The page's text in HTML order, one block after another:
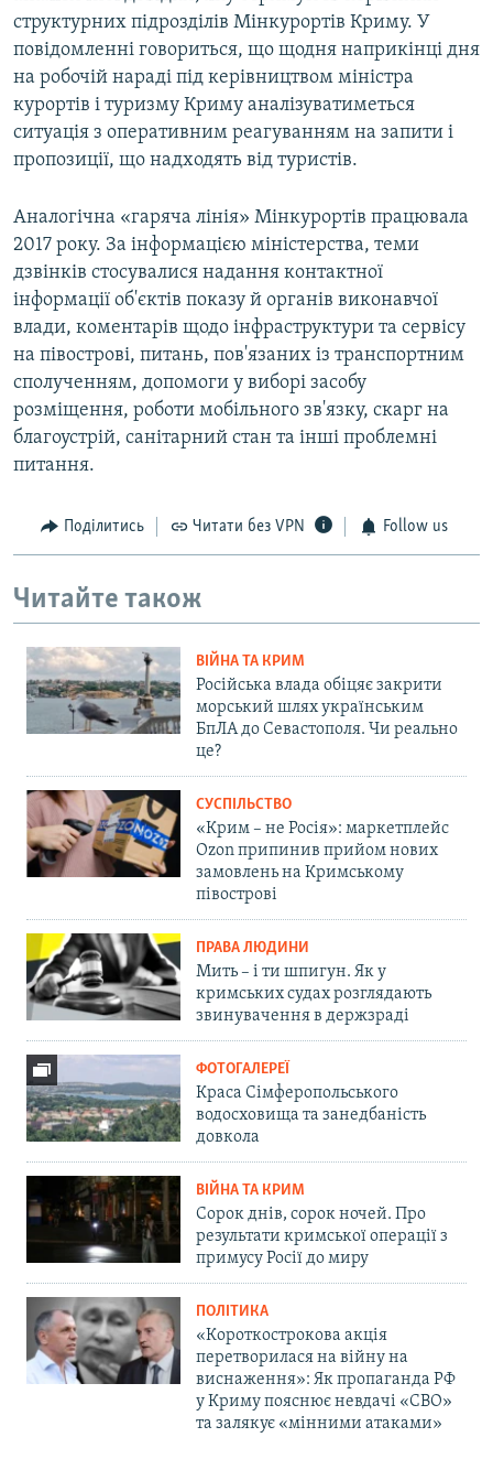
структурних підрозділів Мінкурортів Криму. У
повідомленні говориться, що щодня наприкінці дня
на робочій нараді під керівництвом міністра
курортів і туризму Криму аналізуватиметься
ситуація з оперативним реагуванням на запити і
пропозиції, що надходять від туристів.
Аналогічна «гаряча лінія» Мінкурортів працювала
2017 року. За інформацією міністерства, теми
дзвінків стосувалися надання контактної
інформації об'єктів показу й органів виконавчої
влади, коментарів щодо інфраструктури та сервісу
на півострові, питань, пов'язаних із транспортним
сполученням, допомоги у виборі засобу
розміщення, роботи мобільного зв'язку, скарг на
благоустрій, санітарний стан та інші проблемні
питання.
Поділитись Читати без VPN Follow us
Читайте також
ВІЙНА ТА КРИМ
Російська влада обіцяє закрити
морський шлях українським
БпЛА до Севастополя. Чи реально
це?
СУСПІЛЬСТВО
«Крим – не Росія»: маркетплейс
Ozon припинив прийом нових
замовлень на Кримському
півострові
ПРАВА ЛЮДИНИ
Мить – і ти шпигун. Як у
кримських судах розглядають
звинувачення в держзраді
ФОТОГАЛЕРЕЇ
Краса Сімферопольського
водосховища та занедбаність
довкола
ВІЙНА ТА КРИМ
Сорок днів, сорок ночей. Про
результати кримської операції з
примусу Росії до миру
ПОЛІТИКА
«Короткострокова акція
перетворилася на війну на
виснаження»: Як пропаганда РФ
у Криму пояснює невдачі «СВО»
та залякує «мінними атаками»